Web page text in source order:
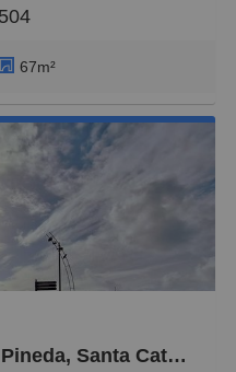
67m²
Catalina - Canteras